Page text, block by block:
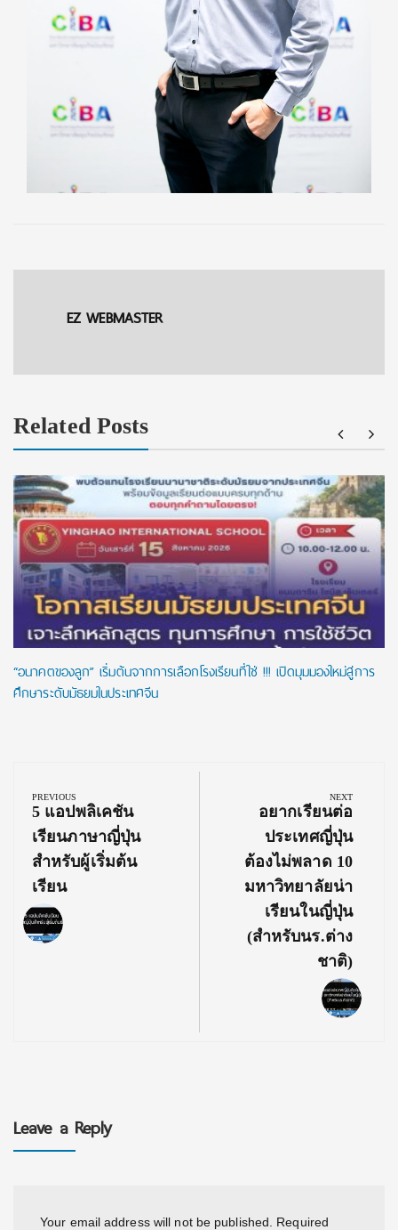
EZ WEBMASTER
Related Posts
“อนาคตของลูก” เริ่มต้นจากการเลือกโรงเรียนที่ใช่ !!! เปิดมุมมองใหม่สู่การ
ศึกษาระดับมัธยมในประเทศจีน
navigation
PREVIOUS
Previous
Post:
5 แอปพลิเคชัน
เรียนภาษาญี่ปุ่น
สำหรับผู้เริ่มต้น
เรียน
NEXT
Next
Post:
อยากเรียนต่อ
ประเทศญี่ปุ่น
ต้องไม่พลาด 10
มหาวิทยาลัยน่า
เรียนในญี่ปุ่น
(สำหรับนร.ต่าง
ชาติ)
Leave a Reply
Your email address will not be published.
Required